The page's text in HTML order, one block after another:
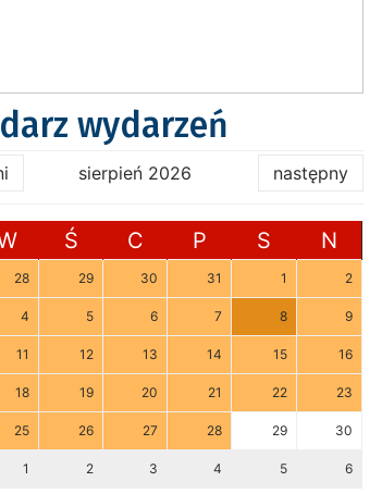
wydarzeń
sierpień 2026 następny
Ś C P S N
28 29 30 31 1 2
4 5 6 7 8 9
11 12 13 14 15 16
18 19 20 21 22 23
25 26 27 28 29 30
1 2 3 4 5 6